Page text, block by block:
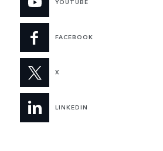
YOUTUBE
FACEBOOK
X
LINKEDIN